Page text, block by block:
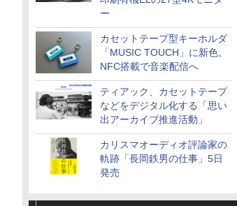
ー
カセットテープ型キーホルダ
「MUSIC TOUCH」に新色。
NFC搭載で音楽配信へ
ティアック、カセットテープ
などをデジタル化する「思い
出アーカイブ推進活動」
カリスマオーディオ評論家の
軌跡「長岡鉄男の仕事」5日
発売